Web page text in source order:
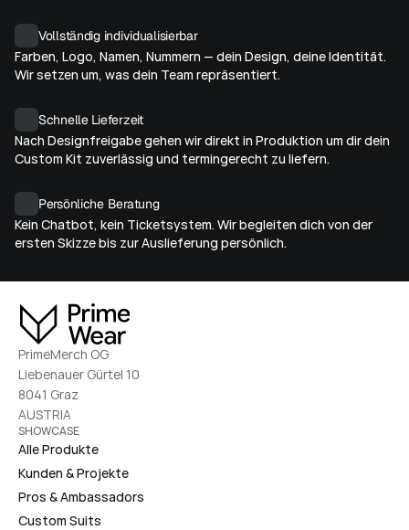
Vollständig individualisierbar
Farben, Logo, Namen, Nummern — dein Design, deine Identität.
Wir setzen um, was dein Team repräsentiert.
Schnelle Lieferzeit
Nach Designfreigabe gehen wir direkt in Produktion um dir dein
Custom Kit zuverlässig und termingerecht zu liefern.
Persönliche Beratung
Kein Chatbot, kein Ticketsystem. Wir begleiten dich von der
ersten Skizze bis zur Auslieferung persönlich.
PrimeMerch OG
Liebenauer Gürtel 10
8041 Graz
AUSTRIA
SHOWCASE
Alle Produkte
Kunden & Projekte
Pros & Ambassadors
Custom Suits